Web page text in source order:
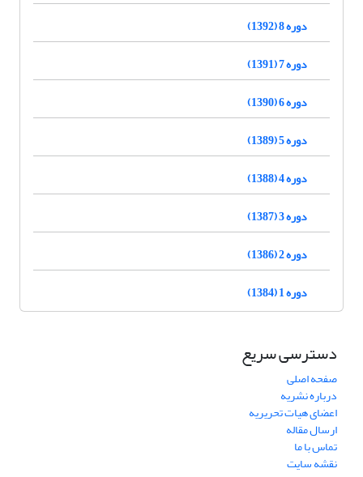
دوره 8 (1392)
دوره 7 (1391)
دوره 6 (1390)
دوره 5 (1389)
دوره 4 (1388)
دوره 3 (1387)
دوره 2 (1386)
دوره 1 (1384)
دسترسی سریع
صفحه اصلی
درباره نشریه
اعضای هیات تحریریه
ارسال مقاله
تماس با ما
نقشه سایت